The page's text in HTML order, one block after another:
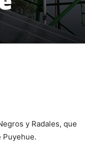
y Radales, que
Puyehue.